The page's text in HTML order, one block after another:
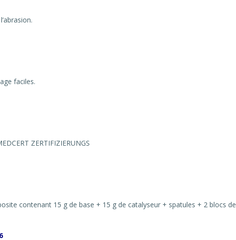
faciles.
ZERTIFIZIERUNGS
contenant 15 g de base + 15 g de catalyseur + spatules + 2 blocs